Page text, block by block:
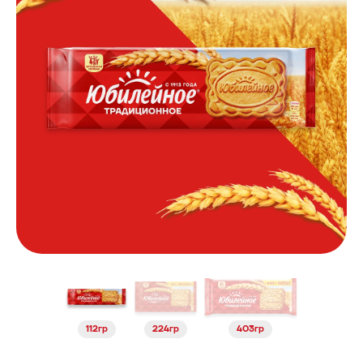
112гр 224гр 403гр